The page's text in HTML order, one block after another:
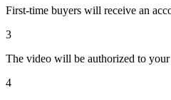
First-time buyers will receive an
3
The video will be authorized to your
4